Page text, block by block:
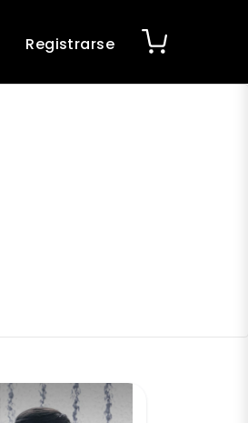
Registrarse